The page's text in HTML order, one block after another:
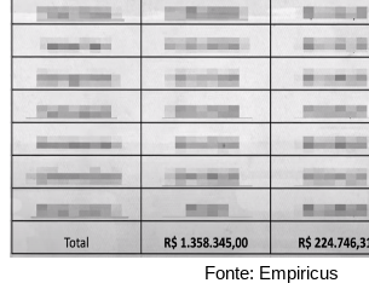
Fonte: Empiricus